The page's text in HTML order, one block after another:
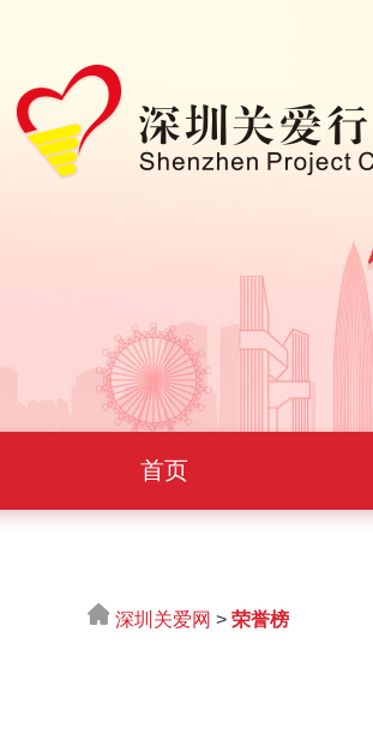
首页
深圳关爱网 > 荣誉榜